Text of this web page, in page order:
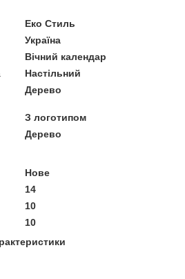
Еко Стиль
Україна
Вічний календар
Настільний
Дерево
З логотипом
Дерево
Нове
14
10
10